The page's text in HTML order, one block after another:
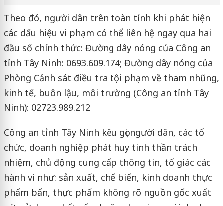
Theo đó, người dân trên toàn tỉnh khi phát hiện
các dấu hiệu vi phạm có thể liên hệ ngay qua hai
đầu số chính thức: Đường dây nóng của Công an
tỉnh Tây Ninh: 0693.609.174; Đường dây nóng của
Phòng Cảnh sát điều tra tội phạm về tham nhũng,
kinh tế, buôn lậu, môi trường (Công an tỉnh Tây
Ninh): 02723.989.212
Công an tỉnh Tây Ninh kêu gọi người dân, các tổ
chức, doanh nghiệp phát huy tinh thần trách
nhiệm, chủ động cung cấp thông tin, tố giác các
hành vi như: sản xuất, chế biến, kinh doanh thực
phẩm bẩn, thực phẩm không rõ nguồn gốc xuất